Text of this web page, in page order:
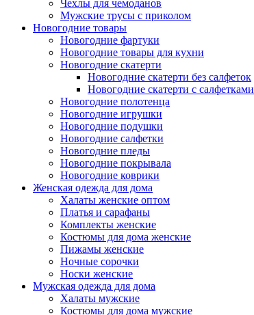
Чехлы для чемоданов
Мужские трусы с приколом
Новогодние товары
Новогодние фартуки
Новогодние товары для кухни
Новогодние скатерти
Новогодние скатерти без салфеток
Новогодние скатерти с салфетками
Новогодние полотенца
Новогодние игрушки
Новогодние подушки
Новогодние салфетки
Новогодние пледы
Новогодние покрывала
Новогодние коврики
Женская одежда для дома
Халаты женские оптом
Платья и сарафаны
Комплекты женские
Костюмы для дома женские
Пижамы женские
Ночные сорочки
Носки женские
Мужская одежда для дома
Халаты мужские
Костюмы для дома мужские